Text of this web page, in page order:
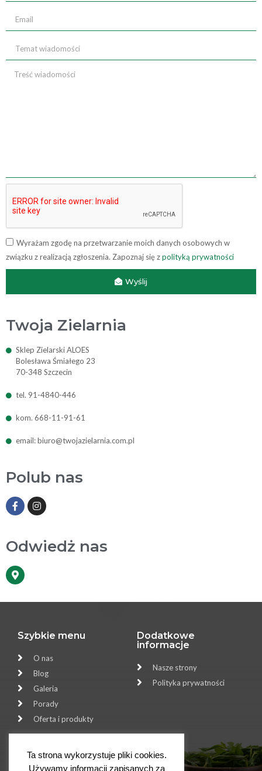
Wyrażam zgodę na przetwarzanie moich danych osobowych w
związku z realizacją zgłoszenia. Zapoznaj się zpolityką prywatności
Wyślij
Twoja Zielarnia
Sklep Zielarski ALOES
Bolesława Śmiałego 23
70-348 Szczecin
tel. 91-4840-446
kom. 668-11-91-61
email: biuro@twojazielarnia.com.pl
Polub nas
Odwiedż nas
Szybkie menu
O nas
Blog
Galeria
Porady
Oferta i produkty
Dodatkowe
informacje
Nasze strony
Polityka prywatności
Sklep Zielarski ALOES
Ta strona wykorzystuje pliki cookies.
Używamy informacji zapisanych za